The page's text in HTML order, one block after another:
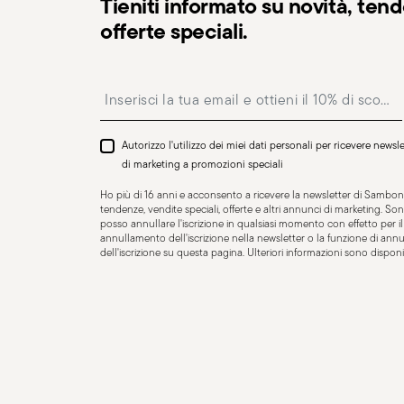
lavastoviglie
vetroceramica
COOKWARE - L’uso improprio degli articoli può
intorno, è quindi fondamentale utilizzarli
essenziali raccomandazioni. Non bisogna mai
è consigliabile usare guanti da cucina. Per evitare
offerte speciali.
Autorizzo l'utilizzo dei miei dati personali per ricevere
di marketing a promozioni speciali
Ho più di 16 anni e acconsento a ricevere la newsletter di
tendenze, vendite speciali, offerte e altri annunci di marketing.
posso annullare l'iscrizione in qualsiasi momento con effetto per
annullamento dell'iscrizione nella newsletter o la funzione di
dell'iscrizione su questa pagina. Ulteriori informazioni sono